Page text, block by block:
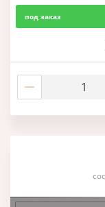
под заказ